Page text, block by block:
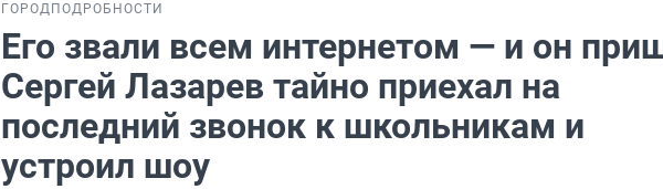
ГОРОД ПОДРОБНОСТИ
Его звали всем интернетом — и он
Сергей Лазарев тайно приехал на
последний звонок к школьникам и
устроил шоу